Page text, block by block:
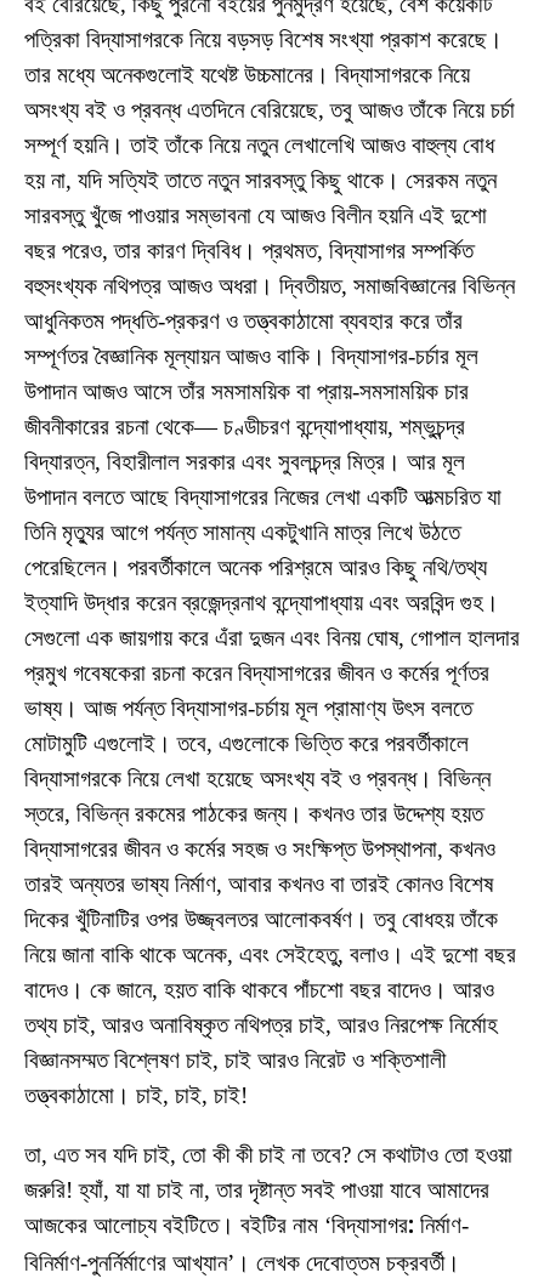
পত্রিকা বিদ্যাসাগরকে নিয়ে বড়সড় বিশেষ সংখ্যা প্রকাশ করেছে।
তার মধ্যে অনেকগুলোই যথেষ্ট উচ্চমানের। বিদ্যাসাগরকে নিয়ে
অসংখ্য বই ও প্রবন্ধ এতদিনে বেরিয়েছে, তবু আজও তাঁকে নিয়ে চর্চা
সম্পূর্ণ হয়নি। তাই তাঁকে নিয়ে নতুন লেখালেখি আজও বাহুল্য বোধ
হয় না, যদি সত্যিই তাতে নতুন সারবস্তু কিছু থাকে। সেরকম নতুন
সারবস্তু খুঁজে পাওয়ার সম্ভাবনা যে আজও বিলীন হয়নি এই দুশো
বছর পরেও, তার কারণ দ্বিবিধ। প্রথমত, বিদ্যাসাগর সম্পর্কিত
বহুসংখ্যক নথিপত্র আজও অধরা। দ্বিতীয়ত, সমাজবিজ্ঞানের বিভিন্ন
আধুনিকতম পদ্ধতি-প্রকরণ ও তত্ত্বকাঠামো ব্যবহার করে তাঁর
সম্পূর্ণতর বৈজ্ঞানিক মূল্যায়ন আজও বাকি। বিদ্যাসাগর-চর্চার মূল
উপাদান আজও আসে তাঁর সমসাময়িক বা প্রায়-সমসাময়িক চার
জীবনীকারের রচনা থেকে— চণ্ডীচরণ বন্দ্যোপাধ্যায়, শম্ভুচন্দ্র
বিদ্যারত্ন, বিহারীলাল সরকার এবং সুবলচন্দ্র মিত্র। আর মূল
উপাদান বলতে আছে বিদ্যাসাগরের নিজের লেখা একটি আত্মচরিত যা
তিনি মৃত্যুর আগে পর্যন্ত সামান্য একটুখানি মাত্র লিখে উঠতে
পেরেছিলেন। পরবর্তীকালে অনেক পরিশ্রমে আরও কিছু নথি/তথ্য
ইত্যাদি উদ্ধার করেন ব্রজেন্দ্রনাথ বন্দ্যোপাধ্যায় এবং অরবিন্দ গুহ।
সেগুলো এক জায়গায় করে এঁরা দুজন এবং বিনয় ঘোষ, গোপাল হালদার
প্রমুখ গবেষকেরা রচনা করেন বিদ্যাসাগরের জীবন ও কর্মের পূর্ণতর
ভাষ্য। আজ পর্যন্ত বিদ্যাসাগর-চর্চায় মূল প্রামাণ্য উৎস বলতে
মোটামুটি এগুলোই। তবে, এগুলোকে ভিত্তি করে পরবর্তীকালে
বিদ্যাসাগরকে নিয়ে লেখা হয়েছে অসংখ্য বই ও প্রবন্ধ। বিভিন্ন
স্তরে, বিভিন্ন রকমের পাঠকের জন্য। কখনও তার উদ্দেশ্য হয়ত
বিদ্যাসাগরের জীবন ও কর্মের সহজ ও সংক্ষিপ্ত উপস্থাপনা, কখনও
তারই অন্যতর ভাষ্য নির্মাণ, আবার কখনও বা তারই কোনও বিশেষ
দিকের খুঁটিনাটির ওপর উজ্জ্বলতর আলোকবর্ষণ। তবু বোধহয় তাঁকে
নিয়ে জানা বাকি থাকে অনেক, এবং সেইহেতু, বলাও। এই দুশো বছর
বাদেও। কে জানে, হয়ত বাকি থাকবে পাঁচশো বছর বাদেও। আরও
তথ্য চাই, আরও অনাবিষ্কৃত নথিপত্র চাই, আরও নিরপেক্ষ নির্মোহ
বিজ্ঞানসম্মত বিশ্লেষণ চাই, চাই আরও নিরেট ও শক্তিশালী
তত্ত্বকাঠামো। চাই, চাই, চাই!
তা, এত সব যদি চাই, তো কী কী চাই না তবে? সে কথাটাও তো হওয়া
জরুরি! হ্যাঁ, যা যা চাই না, তার দৃষ্টান্ত সবই পাওয়া যাবে আমাদের
আজকের আলোচ্য বইটিতে। বইটির নাম ‘বিদ্যাসাগর: নির্মাণ-
বিনির্মাণ-পুনর্নির্মাণের আখ্যান’। লেখক দেবোত্তম চক্রবর্তী।